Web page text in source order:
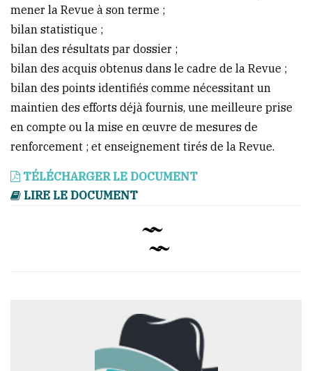
mener la Revue à son terme ;
bilan statistique ;
bilan des résultats par dossier ;
bilan des acquis obtenus dans le cadre de la Revue ;
bilan des points identifiés comme nécessitant un
maintien des efforts déjà fournis, une meilleure prise
en compte ou la mise en œuvre de mesures de
renforcement ; et enseignement tirés de la Revue.
TÉLÉCHARGER LE DOCUMENT
LIRE LE DOCUMENT